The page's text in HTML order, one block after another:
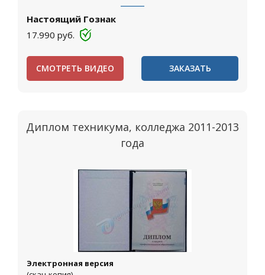
Настоящий Гознак
17.990 руб.
СМОТРЕТЬ ВИДЕО ЗАКАЗАТЬ
Диплом техникума, колледжа 2011-2013
года
Электронная версия